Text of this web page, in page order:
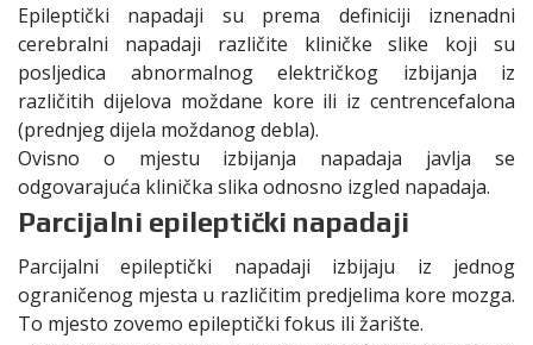
Epileptički napadaji su prema definiciji iznenadni
cerebralni napadaji različite kliničke slike koji su
posljedica abnormalnog električkog izbijanja iz
različitih dijelova moždane kore ili iz centrencefalona
(prednjeg dijela moždanog debla).
Ovisno o mjestu izbijanja napadaja javlja se
odgovarajuća klinička slika odnosno izgled napadaja.
Parcijalni epileptički napadaji
Parcijalni epileptički napadaji izbijaju iz jednog
ograničenog mjesta u različitim predjelima kore mozga.
To mjesto zovemo epileptički fokus ili žarište.